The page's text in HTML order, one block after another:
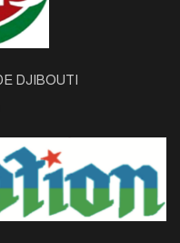
DJIBOUTI